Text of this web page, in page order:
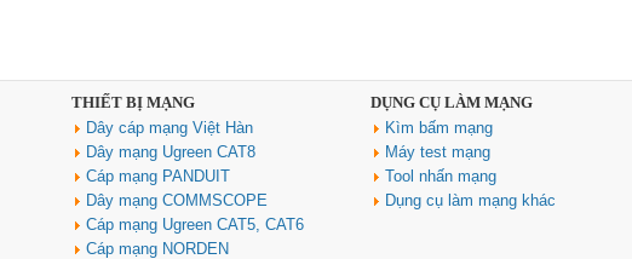
THIẾT BỊ MẠNG
Dây cáp mạng Việt Hàn
Dây mạng Ugreen CAT8
Cáp mạng PANDUIT
Dây mạng COMMSCOPE
Cáp mạng Ugreen CAT5, CAT6
Cáp mạng NORDEN
DỤNG CỤ LÀM MẠNG
Kìm bấm mạng
Máy test mạng
Tool nhấn mạng
Dụng cụ làm mạng khác